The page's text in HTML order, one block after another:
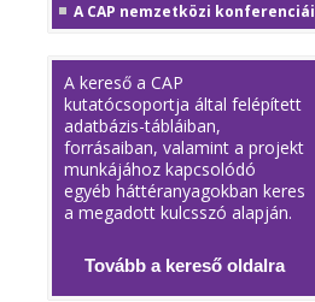
A CAP nemzetközi konferenciái
A kereső a CAP
kutatócsoportja által felépített
adatbázis-tábláiban,
forrásaiban, valamint a projekt
munkájához kapcsolódó
egyéb háttéranyagokban keres
a megadott kulcsszó alapján.
Tovább a kereső oldalra